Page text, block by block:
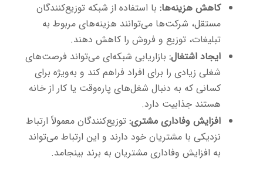
کاهش هزینه‌ها: با استفاده از شبکه توزیع‌کنندگان
مستقل، شرکت‌ها می‌توانند هزینه‌های مربوط به
تبلیغات، توزیع و فروش را کاهش دهند.
ایجاد اشتغال: بازاریابی شبکه‌ای می‌تواند فرصت‌های
شغلی زیادی را برای افراد فراهم کند و به‌ویژه برای
کسانی که به دنبال شغل‌های پاره‌وقت یا کار از خانه
هستند جذابیت دارد.
افزایش وفاداری مشتری: توزیع‌کنندگان معمولاً ارتباط
نزدیکی با مشتریان خود دارند و این ارتباط می‌تواند
به افزایش وفاداری مشتریان به برند بینجامد.